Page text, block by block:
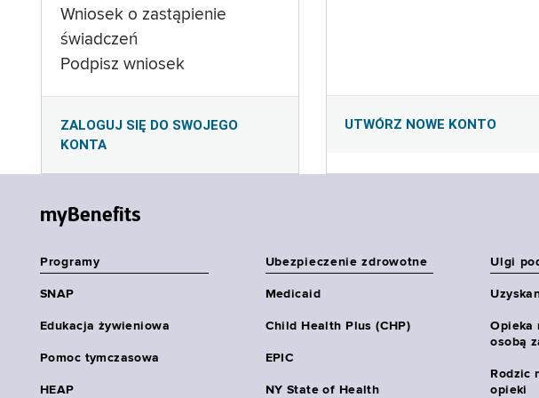
Wniosek o zastąpienie
świadczeń
Podpisz wniosek
ZALOGUJ SIĘ DO SWOJEGO
KONTA
UTWÓRZ NOWE KONTO
myBenefits
Programy
SNAP
Edukacja żywieniowa
Pomoc tymczasowa
HEAP
Ubezpieczenie zdrowotne
Medicaid
Child Health Plus (CHP)
EPIC
NY State of Health
Ulgi
Opieka
osobą
Rodzic
opieki